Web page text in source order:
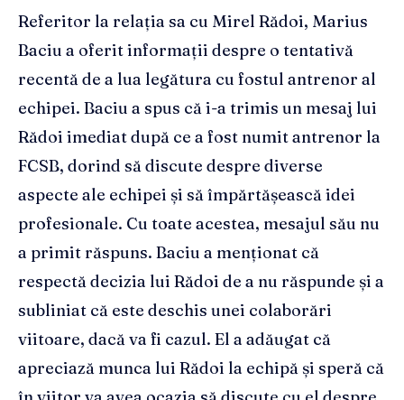
Referitor la relația sa cu Mirel Rădoi, Marius
Baciu a oferit informații despre o tentativă
recentă de a lua legătura cu fostul antrenor al
echipei. Baciu a spus că i-a trimis un mesaj lui
Rădoi imediat după ce a fost numit antrenor la
FCSB, dorind să discute despre diverse
aspecte ale echipei și să împărtășească idei
profesionale. Cu toate acestea, mesajul său nu
a primit răspuns. Baciu a menționat că
respectă decizia lui Rădoi de a nu răspunde și a
subliniat că este deschis unei colaborări
viitoare, dacă va fi cazul. El a adăugat că
apreciază munca lui Rădoi la echipă și speră că